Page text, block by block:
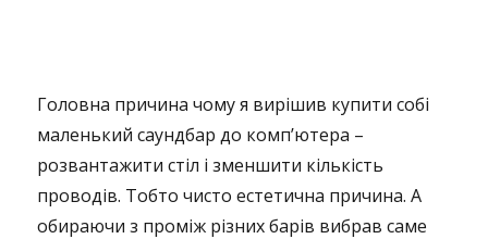
Головна причина чому я вирішив купити собі
маленький саундбар до комп’ютера –
розвантажити стіл і зменшити кількість
проводів. Тобто чисто естетична причина. А
обираючи з проміж різних барів вибрав саме